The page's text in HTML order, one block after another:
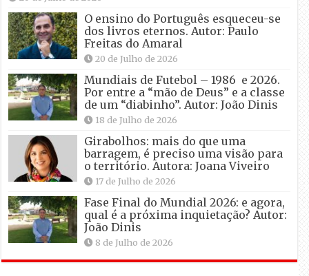
O ensino do Português esqueceu-se
dos livros eternos. Autor: Paulo
Freitas do Amaral
20 de Julho de 2026
Mundiais de Futebol – 1986 e 2026.
Por entre a “mão de Deus” e a classe
de um “diabinho”. Autor: João Dinis
18 de Julho de 2026
Girabolhos: mais do que uma
barragem, é preciso uma visão para
o território. Autora: Joana Viveiro
17 de Julho de 2026
Fase Final do Mundial 2026: e agora,
qual é a próxima inquietação? Autor:
João Dinis
8 de Julho de 2026